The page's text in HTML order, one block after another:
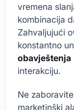
vremena
kombinacija
Zahvaljujući
konstantno
obavještenja
interakciju.
Ne
marketinški